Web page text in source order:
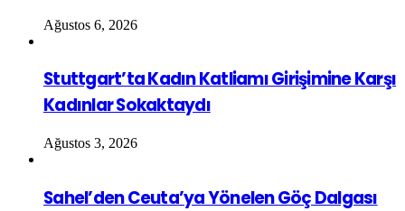
Ağustos 6, 2026
Stuttgart’ta Kadın Katliamı Girişimine Karşı
Kadınlar Sokaktaydı
Ağustos 3, 2026
Sahel’den Ceuta’ya Yönelen Göç Dalgası